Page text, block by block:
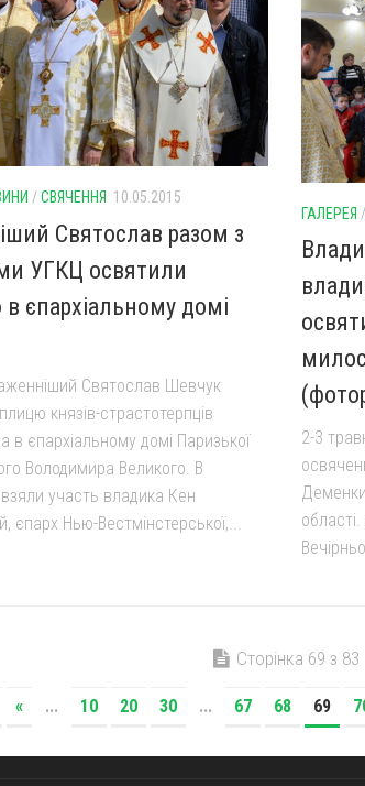
/СВЯЧЕННЯ 10.05.2015
Святослав разом з
УГКЦ освятили
єпархіальному домі
Святослав Шевчук
князів-страстотерпців
в єпархіальному домі Паризької
Володимира Великого. В
участь владика Кен
єпарх Нью-Вестмінстерської,...
ГАЛЕРЕЯ /
2-3
Сторінка 69 з 83
« ... 10 20 30 ... 67 68 69